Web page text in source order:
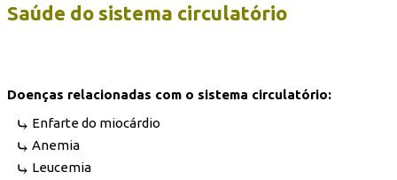
Saúde do sistema circulatório
Doenças relacionadas com o sistema circulatório:
Enfarte do miocárdio
Anemia
Leucemia